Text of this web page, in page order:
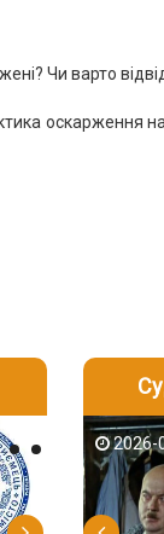
Чи варто
оскарження
2026-08-04
2026-08-03
2026-08-
2026-